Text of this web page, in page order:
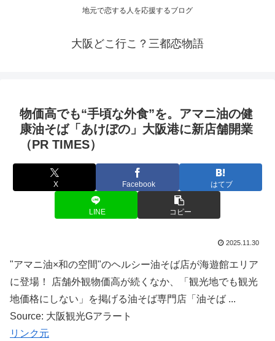
地元で恋する人を応援するブログ
大阪どこ行こ？三都恋物語
物価高でも“手頃な外食”を。アマニ油の健
康油そば「あけぼの」 大阪港に新店舗開業
（PR TIMES）
X Facebook はてブ
LINE コピー
2025.11.30
"アマニ油×和の空間"のヘルシー油そば店が海遊館エリア
に登場！ 店舗外観物価高が続くなか、「観光地でも観光
地価格にしない」を掲げる油そば専門店「油そば ...
Source: 大阪観光Gアラート
リンク元